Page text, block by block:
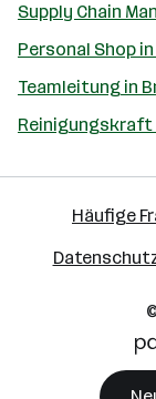
Supply Chain
Personal Shop in
Teamleitung in
Reinigungskraft
Häufige